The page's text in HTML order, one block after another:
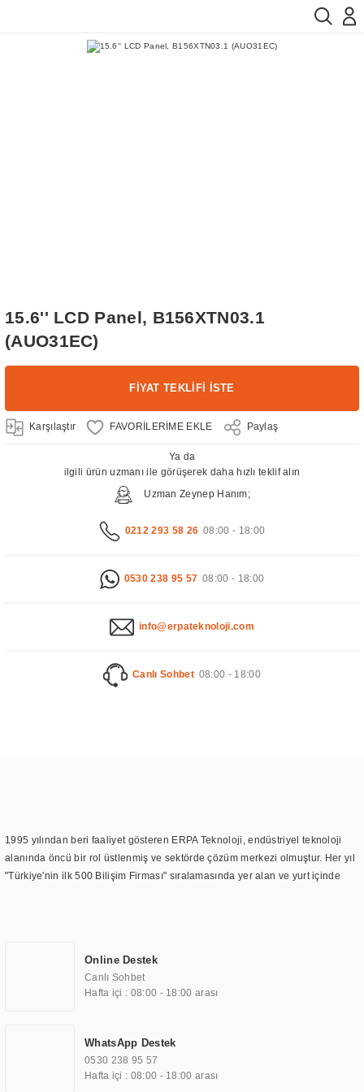
15.6'' LCD Panel, B156XTN03.1
(AUO31EC)
FİYAT TEKLİFİ İSTE
Karşılaştır Paylaş
Ya da
ilgili ürün uzmanı ile görüşerek daha hızlı teklif alın
Uzman Zeynep Hanım;
0212 293 58 26 08:00 - 18:00
0530 238 95 57 08:00 - 18:00
info@erpateknoloji.com
Canlı Sohbet 08:00 - 18:00
1995 yılından beri faaliyet gösteren ERPA Teknoloji, endüstriyel teknoloji
alanında öncü bir rol üstlenmiş ve sektörde çözüm merkezi olmuştur. Her yıl
"Türkiye'nin ilk 500 Bilişim Firması" sıralamasında yer alan ve yurt içinde
TOCHI markası altında kendi ürettiği ürünlerde kullanmıştır. Günümüzde
TOCHI; videowall, digital signage, kiosk, totem, akıllı durak ekranı, araç içi
ekran, asansör ekranı, digital menüboard, marin ekran, medikal ekran,
ekranları, endüstriyel ekranlar, kapı önü bilgi ekranları, panel PC,
endüstriyel Panel PC, mini PC, endüstriyel mini PC ve akıllı bina sistemleri
gibi çözümleri 4.5" ile 110” boyutları arasında üretebilirken, ayrıca standart
Online Destek
Canlı Sohbet
Hafta içi : 08:00 - 18:00 arası
WhatsApp Destek
0530 238 95 57
Hafta içi : 08:00 - 18:00 arası